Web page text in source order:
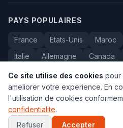
PAYS POPULAIRES
France Etats-Unis Maroc
Italie
Allemagne Canada
Bresil
Algerie Tunisie
© 2005-2026 Carte du
•Contact
Ce site utilise des cookies pour
ameliorer votre experience. En
l'utilisation de cookies
confidentialite.
Refuser
Accepter